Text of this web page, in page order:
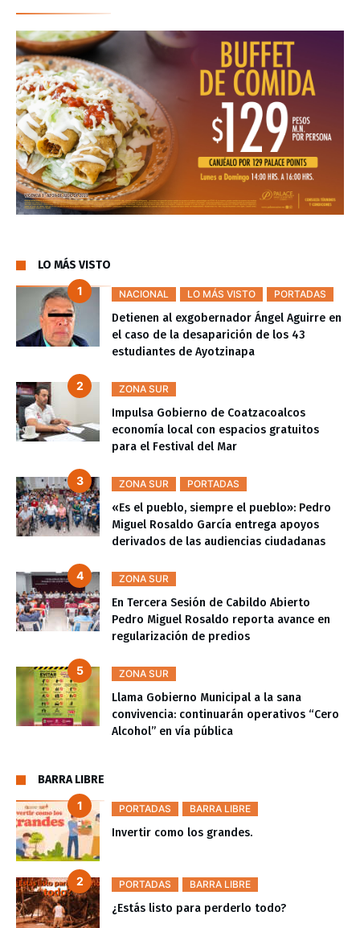
LO MÁS VISTO
NACIONAL LO MÁS VISTO PORTADAS
Detienen al exgobernador Ángel Aguirre en
el caso de la desaparición de los 43
estudiantes de Ayotzinapa
ZONA SUR
Impulsa Gobierno de Coatzacoalcos
economía local con espacios gratuitos
para el Festival del Mar
ZONA SUR PORTADAS
«Es el pueblo, siempre el pueblo»: Pedro
Miguel Rosaldo García entrega apoyos
derivados de las audiencias ciudadanas
ZONA SUR
En Tercera Sesión de Cabildo Abierto
Pedro Miguel Rosaldo reporta avance en
regularización de predios
ZONA SUR
Llama Gobierno Municipal a la sana
convivencia: continuarán operativos “Cero
Alcohol” en vía pública
BARRA LIBRE
PORTADAS BARRA LIBRE
Invertir como los grandes.
PORTADAS BARRA LIBRE
¿Estás listo para perderlo todo?